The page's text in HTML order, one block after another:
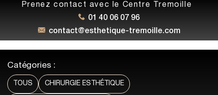
Prenez contact avec le Centre Tremoille
01 40 06 07 96
contact@esthetique-tremoille.com
Catégories :
TOUS CHIRURGIE ESTHÉTIQUE